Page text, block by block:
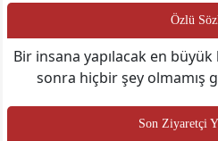
Özlü
Bir insana yapılacak en
sonra hiçbir şey olmamış
Son Ziyaretçi